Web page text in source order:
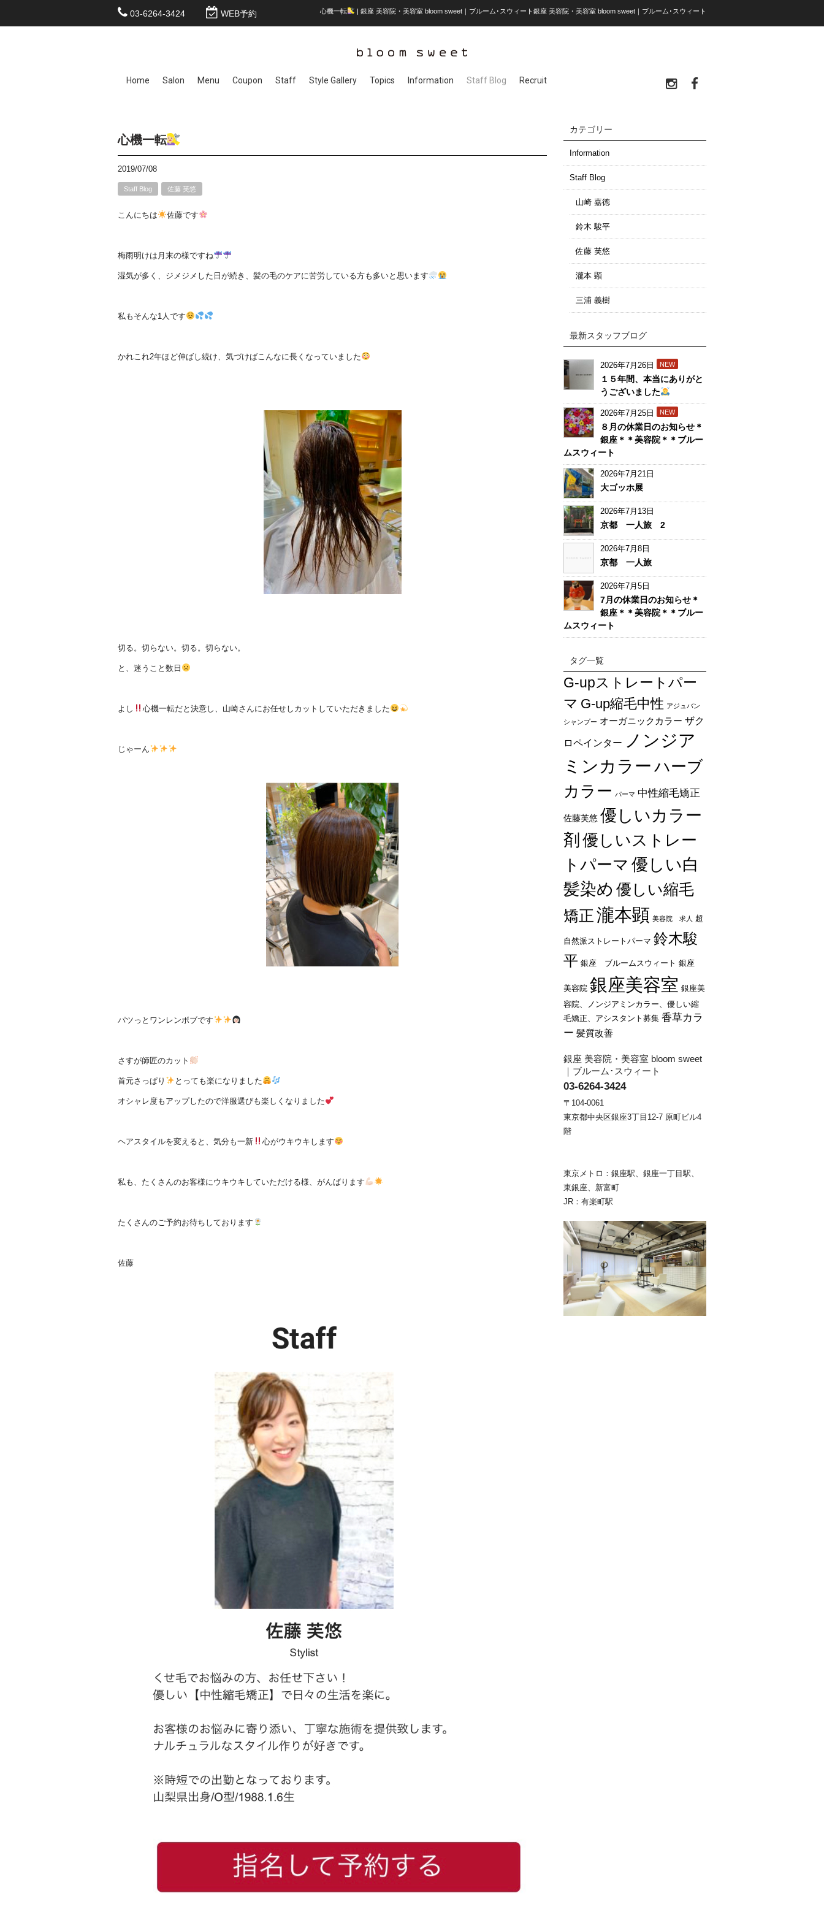
03-6264-3424 WEB予約 心機一転 | 銀座 美容院・美容室 bloom sweet｜ブルーム･スウィート銀座 美容院・美容室 bloom sweet｜ブルーム･スウィート
Home Salon Menu Coupon Staff Style Gallery Topics Information Staff Blog Recruit
心機一転
2019/07/08
Staff Blog 佐藤 芙悠
こんにちは 佐藤です
梅雨明けは月末の様ですね
湿気が多く、ジメジメした日が続き、髪の毛のケアに苦労している方も多いと思います
私もそんな1人です
かれこれ2年ほど伸ばし続け、気づけばこんなに長くなっていました
切る。切らない。切る。切らない。
と、迷うこと数日
よし 心機一転だと決意し、山崎さんにお任せしカットしていただきました
じゃーん
パツっとワンレンボブです
さすが師匠のカット
首元さっぱり とっても楽になりました
オシャレ度もアップしたので洋服選びも楽しくなりました
ヘアスタイルを変えると、気分も一新 心がウキウキします
私も、たくさんのお客様にウキウキしていただける様、がんばります
たくさんのご予約お待ちしております
佐藤
カテゴリー
Information
Staff Blog
山崎 嘉徳
鈴木 駿平
佐藤 芙悠
瀧本 顕
三浦 義樹
最新スタッフブログ
2026年7月26日 NEW
１５年間、本当にありがと
うございました
2026年7月25日 NEW
８月の休業日のお知らせ＊
銀座＊＊美容院＊＊ブルー
ムスウィート
2026年7月21日
大ゴッホ展
2026年7月13日
京都 一人旅 2
2026年7月8日
京都 一人旅
2026年7月5日
7月の休業日のお知らせ＊
銀座＊＊美容院＊＊ブルー
ムスウィート
タグ一覧
G-upストレートパー
マ G-up縮毛中性 アジュバン
シャンプー オーガニックカラー ザク
ロペインター
ノンジア
ミンカラー ハーブ
カラー パーマ 中性縮毛矯正
佐藤芙悠 優しいカラー
剤 優しいストレー
トパーマ 優しい白
髪染め 優しい縮毛
矯正 瀧本顕 美容院 求人 超
自然派ストレートパーマ 鈴木駿
平 銀座 ブルームスウィート 銀座
美容院 銀座美容室 銀座美
容院、ノンジアミンカラー、優しい縮
毛矯正、アシスタント募集 香草カラ
ー 髪質改善
銀座 美容院・美容室 bloom sweet
｜ブルーム･スウィート
03-6264-3424
〒104-0061
東京都中央区銀座3丁目12-7 原町ビル4
階
東京メトロ：銀座駅、銀座一丁目駅、
東銀座、新富町
JR：有楽町駅